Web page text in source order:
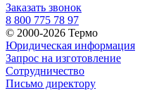
Заказать звонок
8 800 775 78 97
© 2000-2026 Термо
Юридическая информация
Запрос на изготовление
Сотрудничество
Письмо директору